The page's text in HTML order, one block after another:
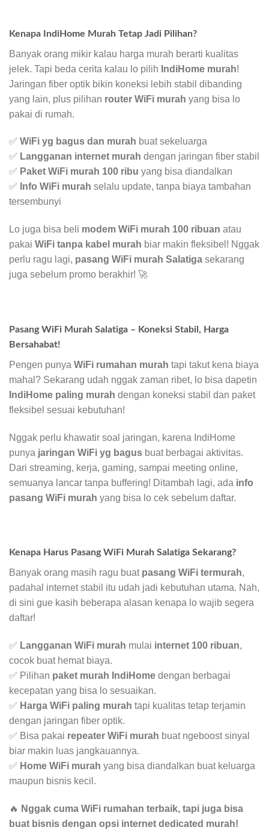
Kenapa IndiHome Murah Tetap Jadi Pilihan?
Banyak orang mikir kalau harga murah berarti kualitas
jelek. Tapi beda cerita kalau lo pilih IndiHome murah!
Jaringan fiber optik bikin koneksi lebih stabil dibanding
yang lain, plus pilihan router WiFi murah yang bisa lo
pakai di rumah.
✅ WiFi yg bagus dan murah buat sekeluarga
✅ Langganan internet murah dengan jaringan fiber stabil
✅ Paket WiFi murah 100 ribu yang bisa diandalkan
✅ Info WiFi murah selalu update, tanpa biaya tambahan
tersembunyi
Lo juga bisa beli modem WiFi murah 100 ribuan atau
pakai WiFi tanpa kabel murah biar makin fleksibel! Nggak
perlu ragu lagi, pasang WiFi murah Salatiga sekarang
juga sebelum promo berakhir! 🚀
Pasang WiFi Murah Salatiga – Koneksi Stabil, Harga
Bersahabat!
Pengen punya WiFi rumahan murah tapi takut kena biaya
mahal? Sekarang udah nggak zaman ribet, lo bisa dapetin
IndiHome paling murah dengan koneksi stabil dan paket
fleksibel sesuai kebutuhan!
Nggak perlu khawatir soal jaringan, karena IndiHome
punya jaringan WiFi yg bagus buat berbagai aktivitas.
Dari streaming, kerja, gaming, sampai meeting online,
semuanya lancar tanpa buffering! Ditambah lagi, ada info
pasang WiFi murah yang bisa lo cek sebelum daftar.
Kenapa Harus Pasang WiFi Murah Salatiga Sekarang?
Banyak orang masih ragu buat pasang WiFi termurah,
padahal internet stabil itu udah jadi kebutuhan utama. Nah,
di sini gue kasih beberapa alasan kenapa lo wajib segera
daftar!
✅ Langganan WiFi murah mulai internet 100 ribuan,
cocok buat hemat biaya.
✅ Pilihan paket murah IndiHome dengan berbagai
kecepatan yang bisa lo sesuaikan.
✅ Harga WiFi paling murah tapi kualitas tetap terjamin
dengan jaringan fiber optik.
✅ Bisa pakai repeater WiFi murah buat ngeboost sinyal
biar makin luas jangkauannya.
✅ Home WiFi murah yang bisa diandalkan buat keluarga
maupun bisnis kecil.
🔥 Nggak cuma WiFi rumahan terbaik, tapi juga bisa
buat bisnis dengan opsi internet dedicated murah!